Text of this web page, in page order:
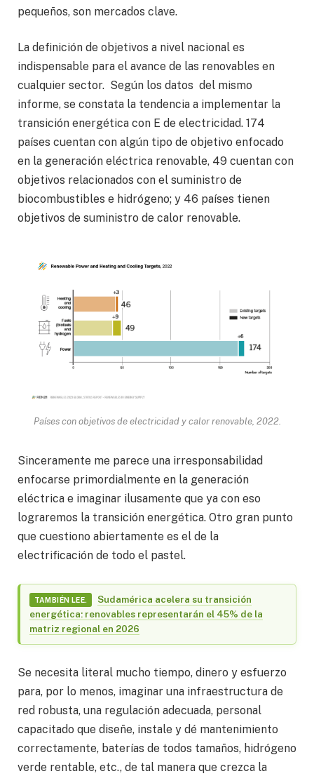
pequeños, son mercados clave.
La definición de objetivos a nivel nacional es
indispensable para el avance de las renovables en
cualquier sector. Según los datos del mismo
informe, se constata la tendencia a implementar la
transición energética con E de electricidad. 174
países cuentan con algún tipo de objetivo enfocado
en la generación eléctrica renovable, 49 cuentan con
objetivos relacionados con el suministro de
biocombustibles e hidrógeno; y 46 países tienen
objetivos de suministro de calor renovable.
Países con objetivos de electricidad y calor renovable, 2022.
Sinceramente me parece una irresponsabilidad
enfocarse primordialmente en la generación
eléctrica e imaginar ilusamente que ya con eso
lograremos la transición energética. Otro gran punto
que cuestiono abiertamente es el de la
electrificación de todo el pastel.
TAMBIÉN LEE.
Sudamérica acelera su transición
energética: renovables representarán el 45% de la
matriz regional en 2026
Se necesita literal mucho tiempo, dinero y esfuerzo
para, por lo menos, imaginar una infraestructura de
red robusta, una regulación adecuada, personal
capacitado que diseñe, instale y dé mantenimiento
correctamente, baterías de todos tamaños, hidrógeno
verde rentable, etc., de tal manera que crezca la